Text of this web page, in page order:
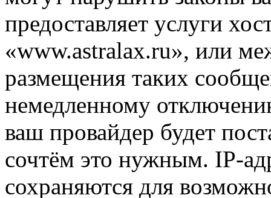
предоставляет услуги
«www.astralax.ru», или
размещения таких
немедленному
ваш провайдер будет
сочтём это нужным. IP-
сохраняются для